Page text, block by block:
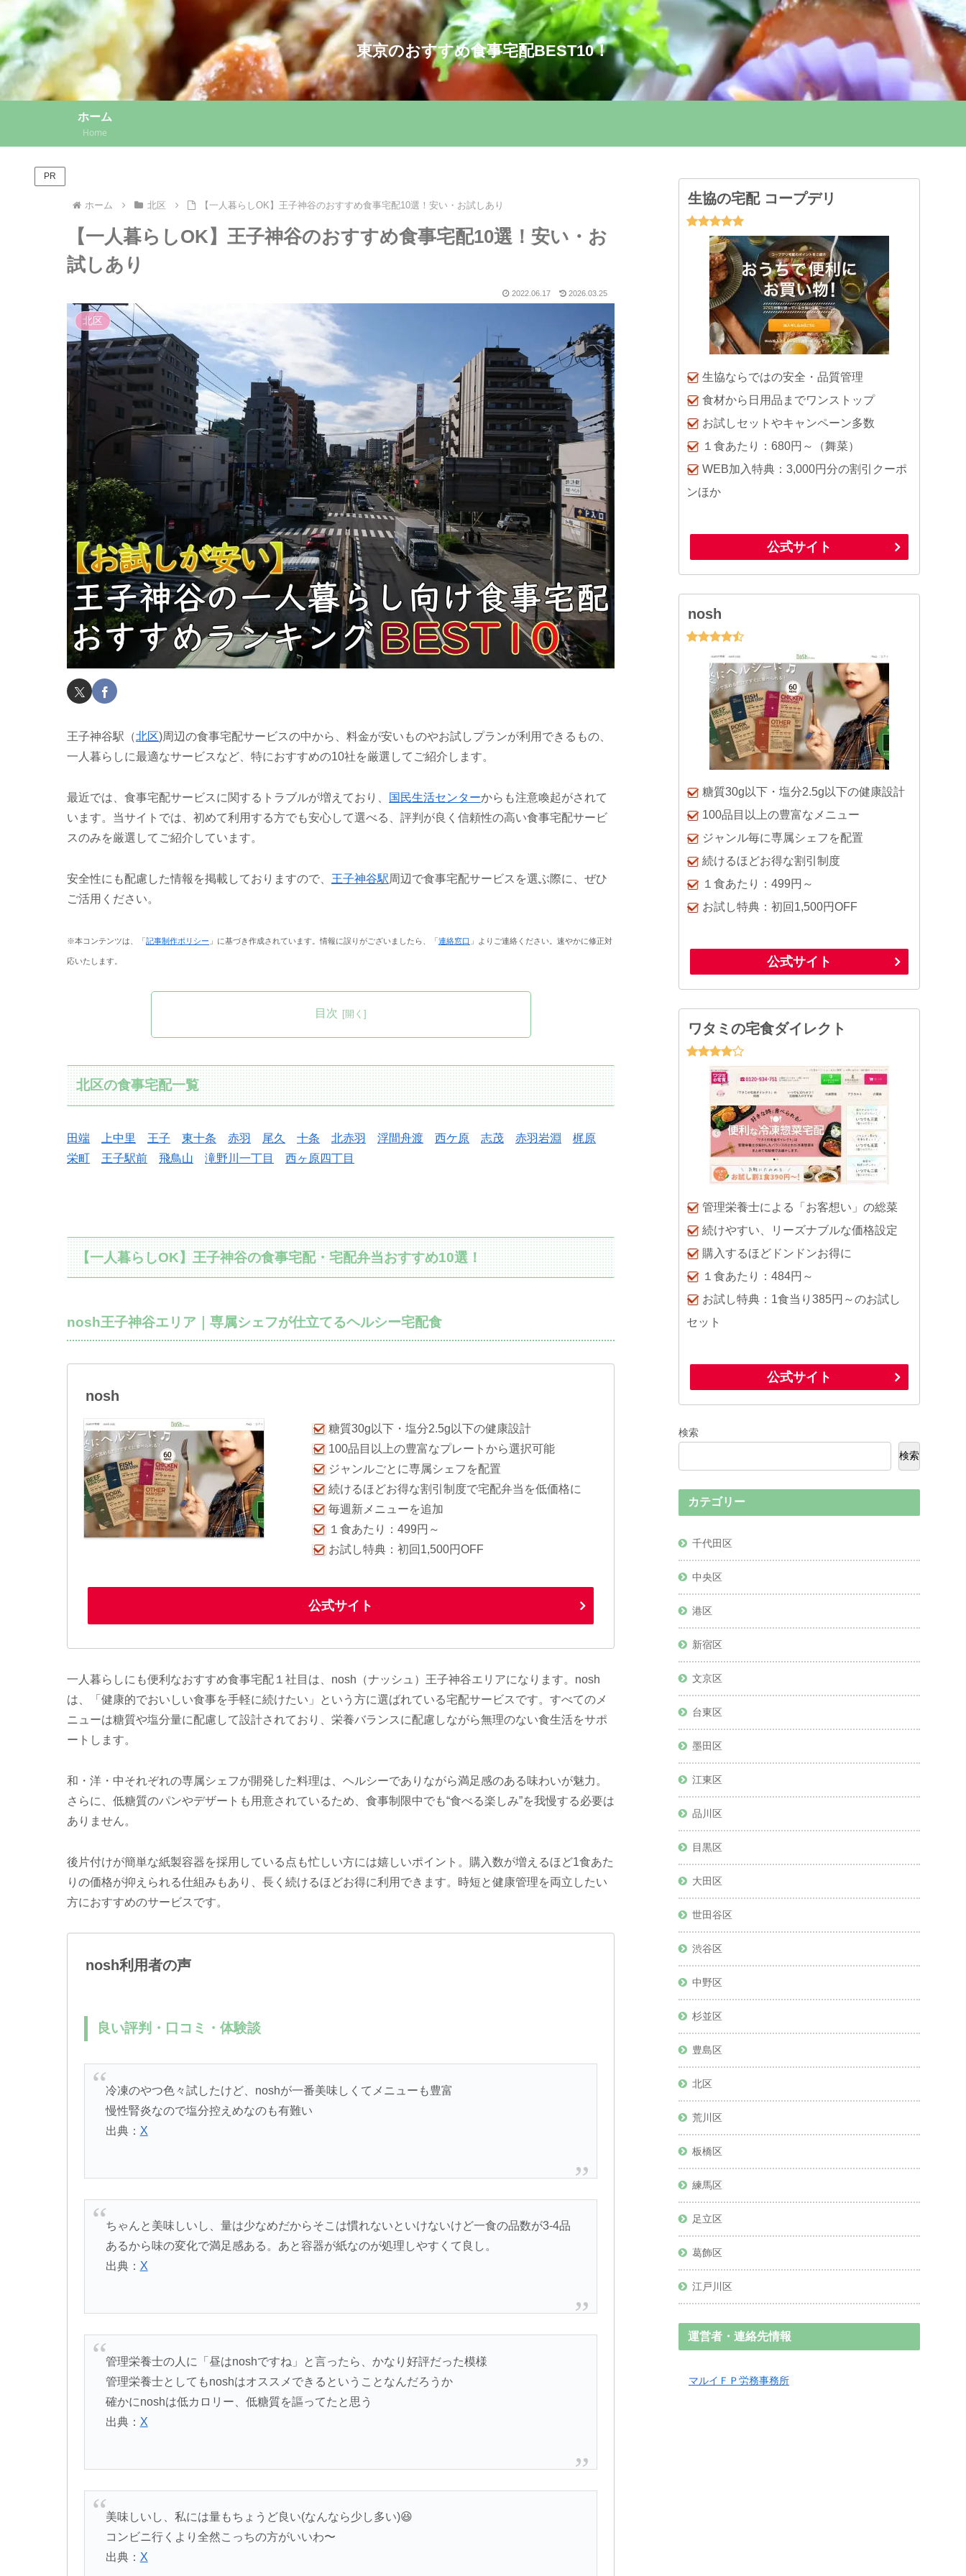
東京のおすすめ食事宅配BEST10！
ホーム
Home
PR
ホーム 北区 【一人暮らしOK】王子神谷のおすすめ食事宅配10選！安い・お試しあり
【一人暮らしOK】王子神谷のおすすめ食事宅配10選！安い・お
試しあり
2022.06.17 2026.03.25
北区
王子神谷駅（北区)周辺の食事宅配サービスの中から、料金が安いものやお試しプランが利用できるもの、
一人暮らしに最適なサービスなど、特におすすめの10社を厳選してご紹介します。
最近では、食事宅配サービスに関するトラブルが増えており、 国民生活センターからも注意喚起がされて
います。当サイトでは、初めて利用する方でも安心して選べる、評判が良く信頼性の高い食事宅配サービ
スのみを厳選してご紹介しています。
安全性にも配慮した情報を掲載しておりますので、 王子神谷駅周辺で食事宅配サービスを選ぶ際に、ぜひ
ご活用ください。
※本コンテンツは、「記事制作ポリシー 」に基づき作成されています。情報に誤りがございましたら、「連絡窓口 」よりご連絡ください。速やかに修正対
応いたします。
目次
北区の食事宅配一覧
田端 上中里 王子 東十条 赤羽 尾久 十条 北赤羽 浮間舟渡 西ケ原 志茂 赤羽岩淵
梶原
栄町
王子駅前 飛鳥山 滝野川一丁目 西ヶ原四丁目
【一人暮らしOK】王子神谷の食事宅配・宅配弁当おすすめ10選！
nosh王子神谷エリア｜専属シェフが仕立てるヘルシー宅配食
nosh
糖質30g以下・塩分2.5g以下の健康設計
100品目以上の豊富なプレートから選択可能
ジャンルごとに専属シェフを配置
続けるほどお得な割引制度で宅配弁当を低価格に
毎週新メニューを追加
１食あたり：499円～
お試し特典：初回1,500円OFF
公式サイト
一人暮らしにも便利なおすすめ食事宅配１社目は、nosh（ナッシュ）王子神谷エリアになります。nosh
は、「健康的でおいしい食事を手軽に続けたい」という方に選ばれている宅配サービスです。すべてのメ
ニューは糖質や塩分量に配慮して設計されており、栄養バランスに配慮しながら無理のない食生活をサポ
ートします。
和・洋・中それぞれの専属シェフが開発した料理は、ヘルシーでありながら満足感のある味わいが魅力。
さらに、低糖質のパンやデザートも用意されているため、食事制限中でも“食べる楽しみ”を我慢する必要は
ありません。
後片付けが簡単な紙製容器を採用している点も忙しい方には嬉しいポイント。購入数が増えるほど1食あた
りの価格が抑えられる仕組みもあり、長く続けるほどお得に利用できます。時短と健康管理を両立したい
方におすすめのサービスです。
nosh利用者の声
良い評判・口コミ・体験談
冷凍のやつ色々試したけど、noshが一番美味しくてメニューも豊富
慢性腎炎なので塩分控えめなのも有難い
出典： X
ちゃんと美味しいし、量は少なめだからそこは慣れないといけないけど一食の品数が3-4品
あるから味の変化で満足感ある。あと容器が紙なのが処理しやすくて良し。
出典： X
管理栄養士の人に「昼はnoshですね」と言ったら、かなり好評だった模様
管理栄養士としてもnoshはオススメできるということなんだろうか
確かにnoshは低カロリー、低糖質を謳ってたと思う
出典： X
美味しいし、私には量もちょうど良い(なんなら少し多い)😆
コンビニ行くより全然こっちの方がいいわ〜
出典： X
生協の宅配 コープデリ
生協ならではの安全・品質管理
食材から日用品までワンストップ
お試しセットやキャンペーン多数
１食あたり：680円～（舞菜）
WEB加入特典：3,000円分の割引クーポ
ンほか
公式サイト
nosh
糖質30g以下・塩分2.5g以下の健康設計
100品目以上の豊富なメニュー
ジャンル毎に専属シェフを配置
続けるほどお得な割引制度
１食あたり：499円～
お試し特典：初回1,500円OFF
公式サイト
ワタミの宅食ダイレクト
管理栄養士による「お客想い」の総菜
続けやすい、リーズナブルな価格設定
購入するほどドンドンお得に
１食あたり：484円～
お試し特典：1食当り385円～のお試し
セット
公式サイト
検索
検索
カテゴリー
千代田区
中央区
港区
新宿区
文京区
台東区
墨田区
江東区
品川区
目黒区
大田区
世田谷区
渋谷区
中野区
杉並区
豊島区
北区
荒川区
板橋区
練馬区
足立区
葛飾区
江戸川区
運営者・連絡先情報
マルイＦＰ労務事務所